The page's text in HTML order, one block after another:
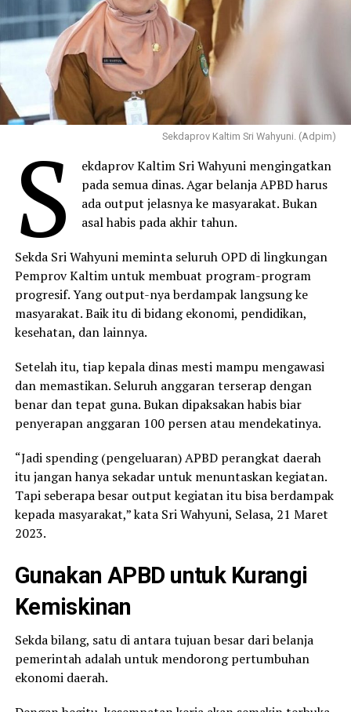
Sekdaprov Kaltim Sri Wahyuni. (Adpim)
S
ekdaprov Kaltim Sri Wahyuni mengingatkan
pada semua dinas. Agar belanja APBD harus
ada output jelasnya ke masyarakat. Bukan
asal habis pada akhir tahun.
Sekda Sri Wahyuni meminta seluruh OPD di lingkungan
Pemprov Kaltim untuk membuat program-program
progresif. Yang output-nya berdampak langsung ke
masyarakat. Baik itu di bidang ekonomi, pendidikan,
kesehatan, dan lainnya.
Setelah itu, tiap kepala dinas mesti mampu mengawasi
dan memastikan. Seluruh anggaran terserap dengan
benar dan tepat guna. Bukan dipaksakan habis biar
penyerapan anggaran 100 persen atau mendekatinya.
“Jadi spending (pengeluaran) APBD perangkat daerah
itu jangan hanya sekadar untuk menuntaskan kegiatan.
Tapi seberapa besar output kegiatan itu bisa berdampak
kepada masyarakat,” kata Sri Wahyuni, Selasa, 21 Maret
2023.
Gunakan APBD untuk Kurangi
Kemiskinan
Sekda bilang, satu di antara tujuan besar dari belanja
pemerintah adalah untuk mendorong pertumbuhan
ekonomi daerah.